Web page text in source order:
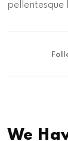
pellentesque
We